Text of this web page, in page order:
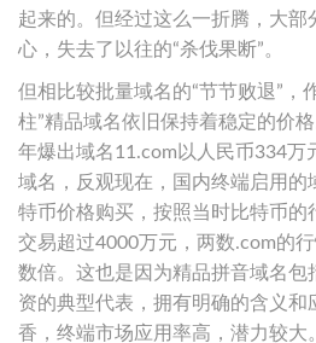
起来的。但经过这么一折腾，大
心，失去了以往的“杀伐果断”。
但相比较批量域名的“节节败退”，
柱”精品域名依旧保持着稳定的价
年爆出域名11.com以人民币334万
域名，反观现在，国内终端启用的
特币价格购买，按照当时比特币的
交易超过4000万元，两数.com的
数倍。这也是因为精品拼音域名包
资的典型代表，拥有明确的含义
香，终端市场应用率高，潜力较大。